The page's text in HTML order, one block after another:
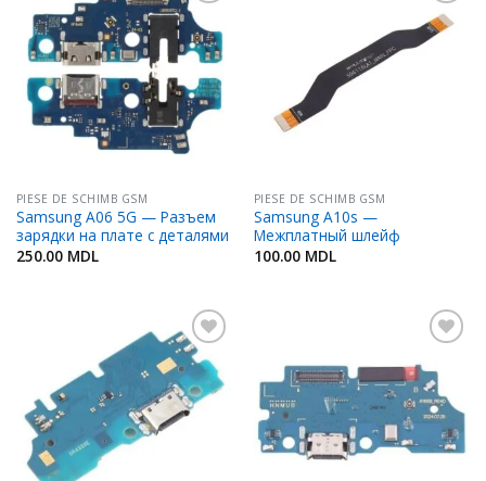
Adaugă
în
Favorite
PIESE DE SCHIMB GSM
Samsung A06 5G — Разъем
зарядки на плате с деталями
250.00 MDL
Adaugă
în
Favorite
PIESE DE SCHIMB GSM
Samsung A10s —
Межплатный шлейф
100.00 MDL
Adaugă
Favorite
în
Favorite